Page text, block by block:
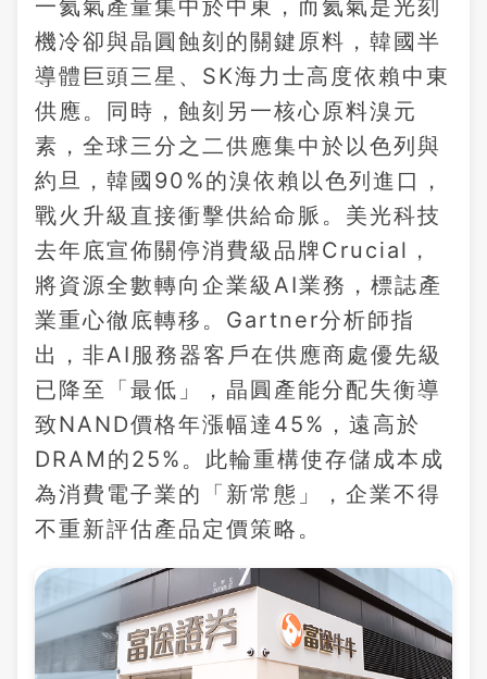
一氦氣產量集中於中東，而氦氣是光刻
機冷卻與晶圓蝕刻的關鍵原料，韓國半
導體巨頭三星、SK海力士高度依賴中東
供應。同時，蝕刻另一核心原料溴元
素，全球三分之二供應集中於以色列與
約旦，韓國90%的溴依賴以色列進口，
戰火升級直接衝擊供給命脈。美光科技
去年底宣佈關停消費級品牌Crucial，
將資源全數轉向企業級AI業務，標誌產
業重心徹底轉移。Gartner分析師指
出，非AI服務器客戶在供應商處優先級
已降至「最低」，晶圓產能分配失衡導
致NAND價格年漲幅達45%，遠高於
DRAM的25%。此輪重構使存儲成本成
為消費電子業的「新常態」，企業不得
不重新評估產品定價策略。